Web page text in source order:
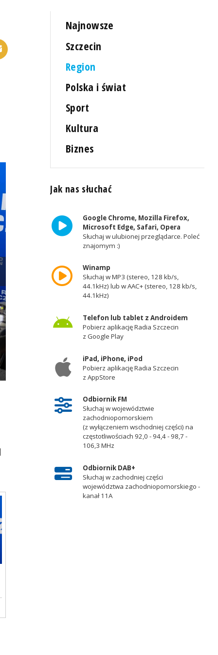
Najnowsze
Szczecin
Region
Polska i świat
Sport
Kultura
Biznes
Jak nas słuchać
Google Chrome, Mozilla Firefox,
Microsoft Edge, Safari, Opera
Słuchaj w ulubionej przeglądarce. Poleć
znajomym :)
Winamp
Słuchaj w MP3 (stereo, 128 kb/s,
44.1kHz) lub w AAC+ (stereo, 128 kb/s,
44.1kHz)
Telefon lub tablet z Androidem
Pobierz aplikację Radia Szczecin
z Google Play
iPad, iPhone, iPod
Pobierz aplikację Radia Szczecin
z AppStore
Odbiornik FM
Słuchaj w województwie
zachodniopomorskiem
(z wyłączeniem wschodniej części) na
częstotliwościach 92,0 - 94,4 - 98,7 -
106,3 MHz
Odbiornik DAB+
Słuchaj w zachodniej części
województwa zachodniopomorskiego -
kanał 11A